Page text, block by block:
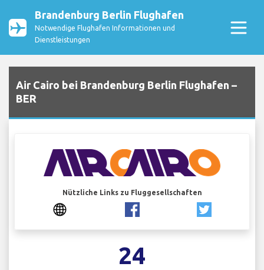
Brandenburg Berlin Flughafen
Notwendige Flughafen Informationen und
Dienstleistungen
Air Cairo bei Brandenburg Berlin Flughafen –
BER
Nützliche Links zu Fluggesellschaften
24